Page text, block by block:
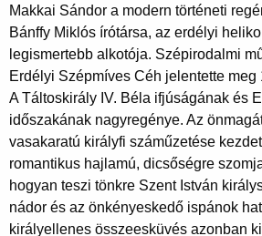
Makkai Sándor a modern történeti
Bánffy Miklós írótársa, az erdélyi
legismertebb alkotója. Szépirodalmi
Erdélyi Szépmíves Céh jelentette meg
A Táltoskirály IV. Béla ifjúságának és
időszakának nagyregénye. Az
vasakaratú királyfi száműzetése
romantikus hajlamú, dicsőségre
hogyan teszi tönkre Szent István
nádor és az önkényeskedő ispánok
királyellenes összeesküvés azonban